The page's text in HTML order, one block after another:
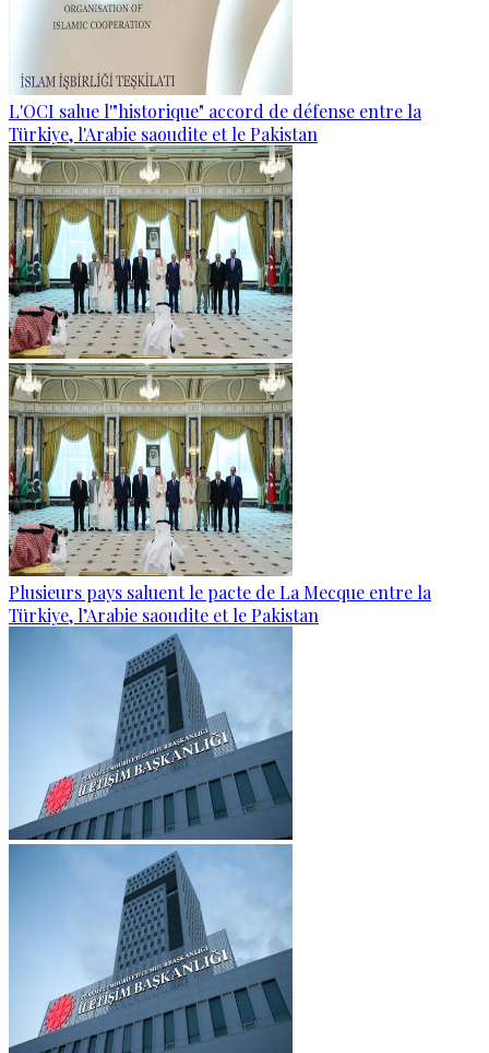
L'OCI salue l'"historique" accord de défense entre la
Türkiye, l'Arabie saoudite et le Pakistan
Plusieurs pays saluent le pacte de La Mecque entre la
Türkiye, l’Arabie saoudite et le Pakistan